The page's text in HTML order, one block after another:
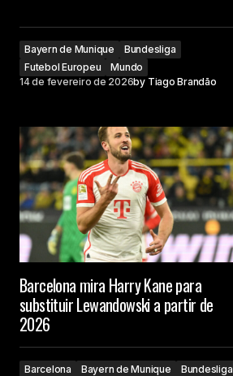
Bayern de Munique
Bundesliga
Futebol Europeu
Mundo
14 de fevereiro de 2026by Tiago Brandão
Barcelona mira Harry Kane para
substituir Lewandowski a partir de
2026
Barcelona Bayern de Munique
Bundesliga